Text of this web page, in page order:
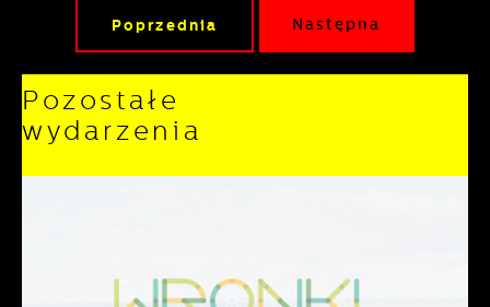
Poprzednia Następna
Pozostałe
wydarzenia